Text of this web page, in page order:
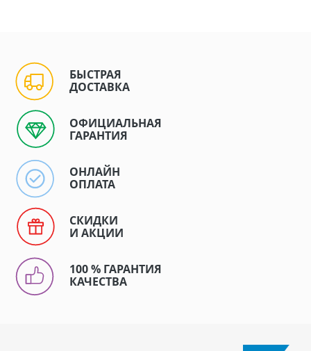
БЫСТРАЯ
ДОСТАВКА
ОФИЦИАЛЬНАЯ
ГАРАНТИЯ
ОНЛАЙН
ОПЛАТА
СКИДКИ
И АКЦИИ
100 % ГАРАНТИЯ
КАЧЕСТВА